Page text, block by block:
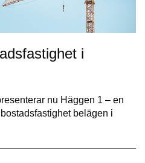
i
nu Häggen 1 – en
belägen i